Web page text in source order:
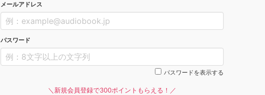
メールアドレス
パスワード
パスワードを表示する
＼新規会員登録で300ポイントもらえる！／